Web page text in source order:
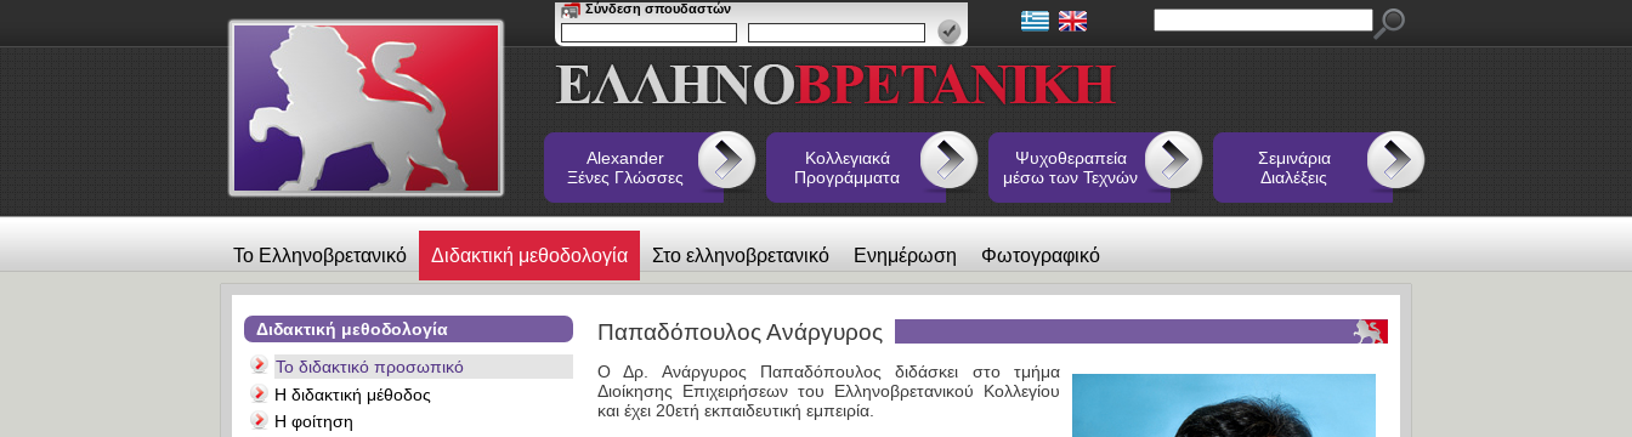
Σύνδεση σπουδαστών
Σεμινάρια
Διαλέξεις
Ψυχοθεραπεία
μέσω των Τεχνών
Κολλεγιακά
Προγράμματα
Alexander
Ξένες Γλώσσες
Το Ελληνοβρετανικό Διδακτική μεθοδολογία Στο ελληνοβρετανικό Ενημέρωση Φωτογραφικό
λεύκωμα Επικοινωνία Alexander Ξένες Γλώσσες
Διδακτική μεθοδολογία
Το διδακτικό προσωπικό
Η διδακτική μέθοδος
Η φοίτηση
Παπαδόπουλος Ανάργυρος
Ο Δρ. Ανάργυρος Παπαδόπουλος διδάσκει στο τμήμα
Διοίκησης Επιχειρήσεων του Ελληνοβρετανικού Κολλεγίου
και έχει 20ετή εκπαιδευτική εμπειρία.